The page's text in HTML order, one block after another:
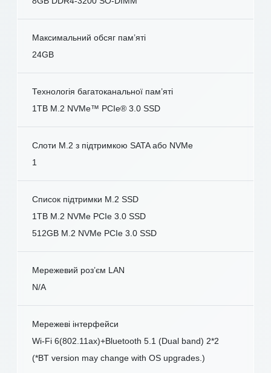
Максимальний обсяг пам’яті
24GB
Технологія багатоканальної пам’яті
1TB M.2 NVMe™ PCIe® 3.0 SSD
Слоти M.2 з підтримкою SATA або NVMe
1
Список підтримки M.2 SSD
1TB M.2 NVMe PCIe 3.0 SSD
512GB M.2 NVMe PCIe 3.0 SSD
Мережевий роз’єм LAN
N/A
Мережеві інтерфейси
Wi-Fi 6(802.11ax)+Bluetooth 5.1 (Dual band) 2*2
(*BT version may change with OS upgrades.)